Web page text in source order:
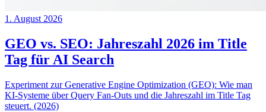
1. August 2026
GEO vs. SEO: Jahreszahl 2026 im Title
Tag für AI Search
Experiment zur Generative Engine Optimization (GEO): Wie man
KI-Systeme über Query Fan-Outs und die Jahreszahl im Title Tag
steuert. (2026)